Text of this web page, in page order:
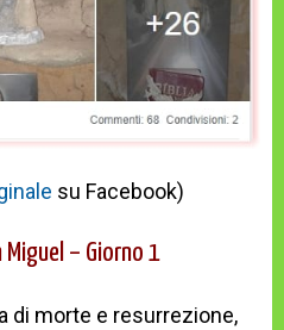
su Facebook)
Miguel – Giorno 1
di morte e resurrezione,